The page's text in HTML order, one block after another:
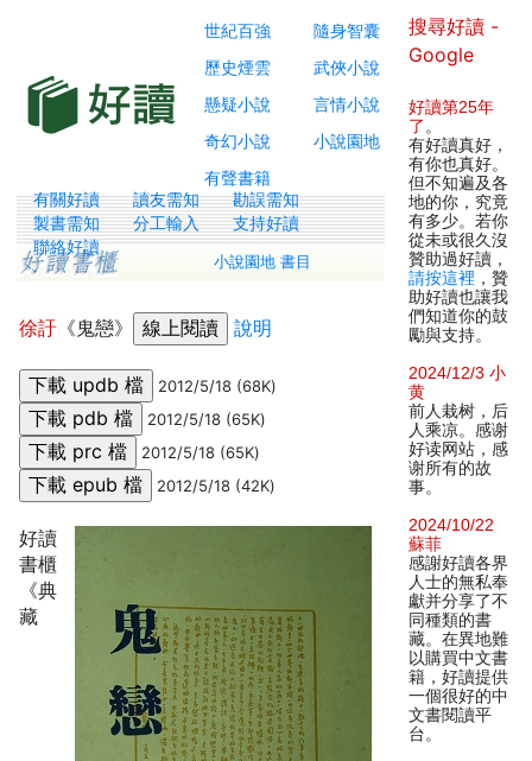
世紀百強
隨身智囊
歷史煙雲
武俠小說
懸疑小說
言情小說
奇幻小說
小說園地
有聲書籍
有關好讀 讀友需知
勘誤需知
製書需知
分工輸入
支持好讀
聯絡好讀
小說園地 書目
徐訏 《鬼戀》 說明
2012/5/18 (68K)
2012/5/18 (65K)
2012/5/18 (65K)
2012/5/18 (42K)
好讀
書櫃
《典
藏
搜尋好讀 -
Google
好讀第25年
了 。
有好讀真好，
有你也真好。
但不知遍及各
地的你，究竟
有多少。若你
從未或很久沒
贊助過好讀，
請按這裡 ，贊
助好讀也讓我
們知道你的鼓
勵與支持。
2024/12/3 小
黄
前人栽树，后
人乘凉。感谢
好读网站，感
谢所有的故
事。
2024/10/22
蘇菲
感謝好讀各界
人士的無私奉
獻并分享了不
同種類的書
藏。在異地難
以購買中文書
籍，好讀提供
一個很好的中
文書閱讀平
台。